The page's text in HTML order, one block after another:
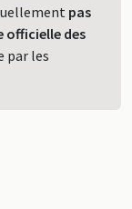
pas
officielle des
par les